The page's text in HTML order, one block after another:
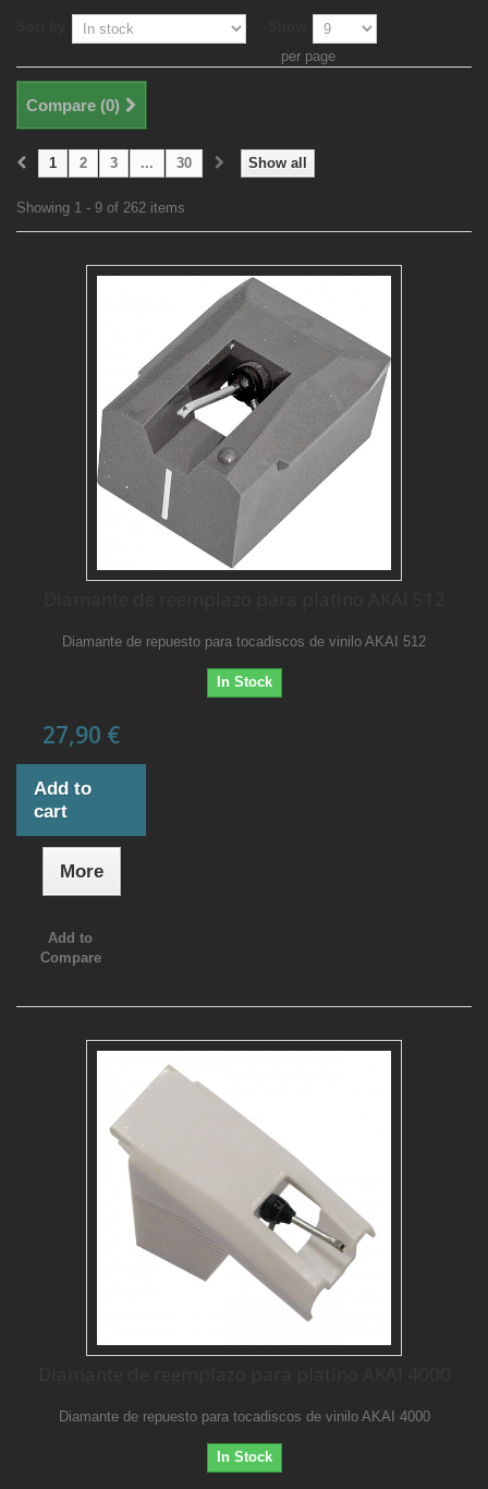
per page
Compare (0)
Show all
1 2 3 ... 30
Showing 1 - 9 of 262 items
Diamante de repuesto para tocadiscos de vinilo AKAI 512
In Stock
27,90 €
Add to
cart
More
Add to
Compare
Diamante de repuesto para tocadiscos de vinilo AKAI 4000
In Stock